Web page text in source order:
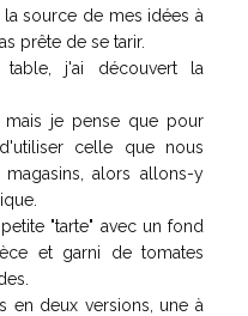
source de mes idées à
prête de se tarir.
j'ai découvert la
je pense que pour
celle que nous
alors allons-y
"tarte" avec un fond
et garni de tomates
en deux versions, une à